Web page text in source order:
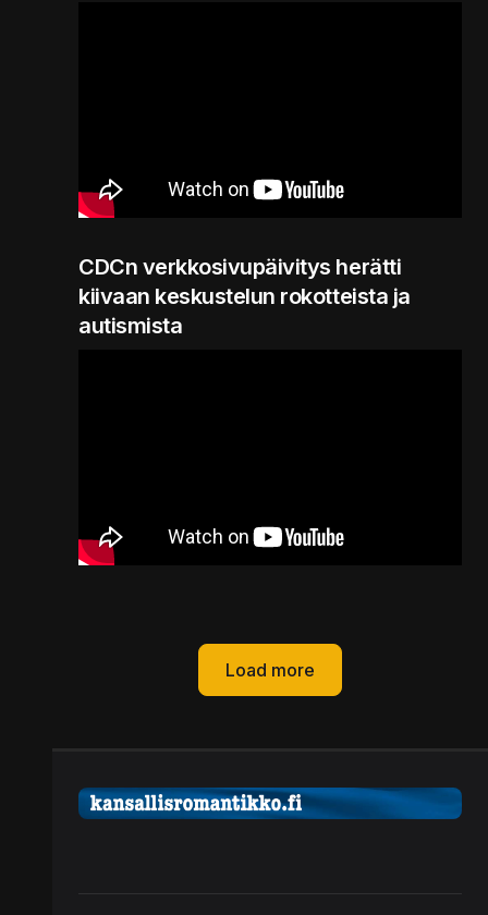
CDCn verkkosivupäivitys herätti
kiivaan keskustelun rokotteista ja
autismista
Load more